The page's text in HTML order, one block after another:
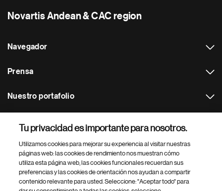
Novartis Andean & CAC region
Navegador
Prensa
Nuestro portafolio
Footer Site Search
Tu privacidad es importante para nosotros.
Utilizamos cookies para mejorar su experiencia al visitar nuestras
páginas web: las cookies de rendimiento nos muestran cómo
utiliza esta página web, las cookies funcionales recuerdan sus
preferencias y las cookies de orientación nos ayudan a compartir
contenido relevante para usted. Seleccione: "Aceptar todo" para